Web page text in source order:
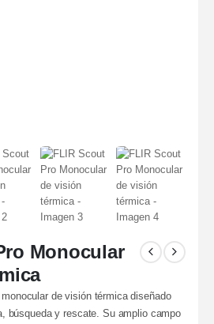
Monocular
de visión térmica diseñado
búsqueda y rescate. Su amplio campo